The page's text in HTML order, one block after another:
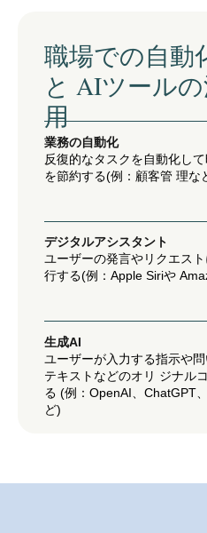
職場での自動
と AIツール
用
業務の自動化
反復的なタスクを自動化し
を節約する(例：顧客管 理な
デジタルアシスタント
ユーザーの発言やリクエス
行する(例：Apple Siriや
生成AI
ユーザーが入力する指示や
テキストなどのオリ ジナル
る (例：OpenAI、ChatGPT
ど)